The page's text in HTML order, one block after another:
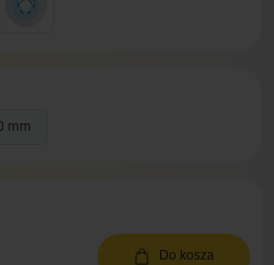
mm
Do kosza